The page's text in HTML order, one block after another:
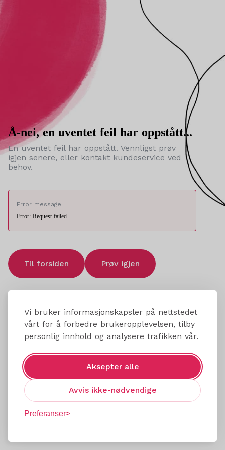
Vi bruker informasjonskapsler på nettstedet
vårt for å forbedre brukeropplevelsen, tilby
personlig innhold og analysere trafikken vår.
Aksepter alle
Avvis ikke-nødvendige
Preferanser
Å-nei, en uventet feil har oppstått...
En uventet feil har oppstått. Vennligst prøv
igjen senere, eller kontakt kundeservice ved
behov.
Error message:
Error: Request failed
Til forsiden Prøv igjen